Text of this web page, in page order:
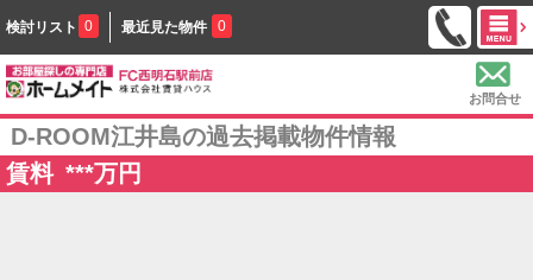
検討リスト 0 最近見た物件 0
お問合せ
D-ROOM江井島の過去掲載物件情報
賃料 ***万円